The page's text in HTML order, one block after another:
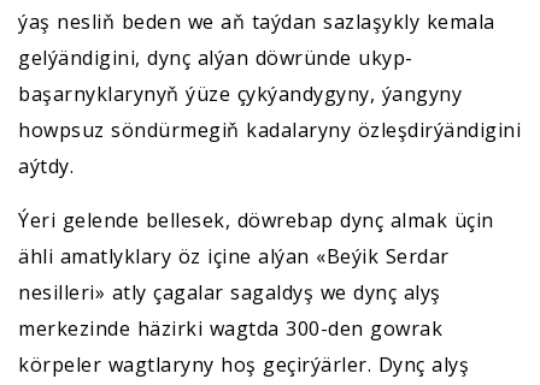
ýaş nesliň beden we aň taýdan sazlaşykly kemala
gelýändigini, dynç alýan döwründe ukyp-
başarnyklarynyň ýüze çykýandygyny, ýangyny
howpsuz söndürmegiň kadalaryny özleşdirýändigini
aýtdy.
Ýeri gelende bellesek, döwrebap dynç almak üçin
ähli amatlyklary öz içine alýan «Beýik Serdar
nesilleri» atly çagalar sagaldyş we dynç alyş
merkezinde häzirki wagtda 300-den gowrak
körpeler wagtlaryny hoş geçirýärler. Dynç alyş